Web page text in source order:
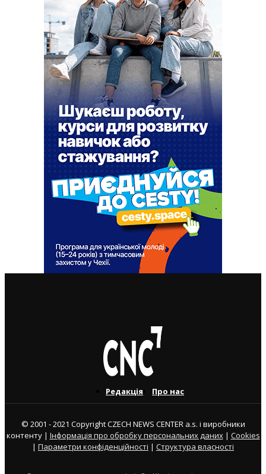
Редакція Про нас
© 2001 - 2021 Copyright CZECH NEWS CENTER a.s. і виробники
контенту | Інформація про обробку персональних даних| Cookies
| Параметри конфіденційності | Структура власності